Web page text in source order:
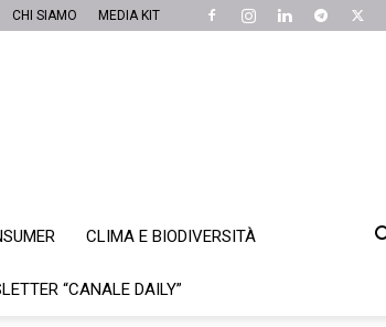
CHI SIAMO MEDIA KIT
CLIMA E BIODIVERSITÀ
“CANALE DAILY”